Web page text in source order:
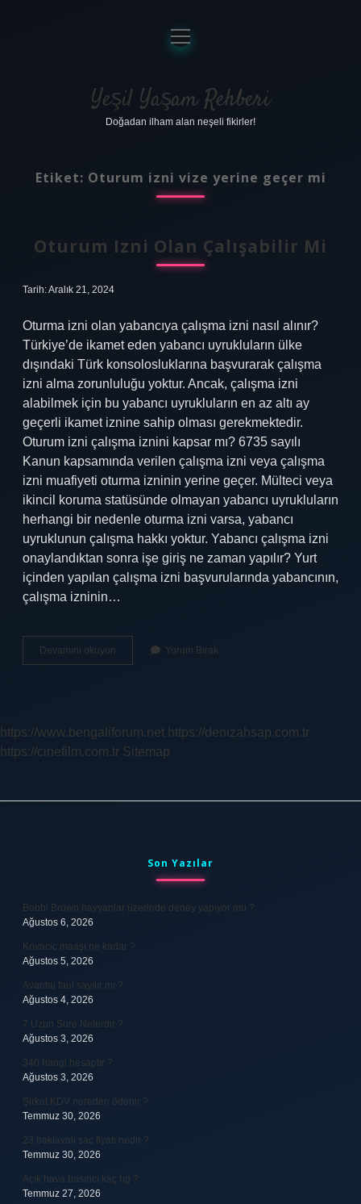
Anasayfa
Gizlilik Politikası
Yasal Uyarı
menüyü
aç
Yeşil Yaşam Rehberi
Doğadan ilham alan neşeli fikirler!
Etiket: Oturum izni vize yerine geçer mi
Oturum Izni Olan Çalışabilir Mi
Tarih: Aralık 21, 2024
Oturma izni olan yabancıya çalışma izni nasıl alınır?
Türkiye’de ikamet eden yabancı uyrukluların ülke
dışındaki Türk konsolosluklarına başvurarak çalışma
izni alma zorunluluğu yoktur. Ancak, çalışma izni
alabilmek için bu yabancı uyrukluların en az altı ay
geçerli ikamet iznine sahip olması gerekmektedir.
Oturum izni çalışma iznini kapsar mı? 6735 sayılı
Kanun kapsamında verilen çalışma izni veya çalışma
izni muafiyeti oturma izninin yerine geçer. Mülteci veya
ikincil koruma statüsünde olmayan yabancı uyrukluların
herhangi bir nedenle oturma izni varsa, yabancı
uyruklunun çalışma hakkı yoktur. Yabancı çalışma izni
onaylandıktan sonra işe giriş ne zaman yapılır? Yurt
içinden yapılan çalışma izni başvurularında yabancının,
çalışma izninin…
Devamını okuyun
Izni
Yorum Bırak
https://www.bengaliforum.net https://denizahsap.com.tr
https://cinefilm.com.tr Sitemap
Son Yazılar
Bobbi Brown hayvanlar üzerinde deney yapıyor mu ?
Ağustos 6, 2026
Kovacic maaşı ne kadar ?
Ağustos 5, 2026
Avantaj faul sayılır mı ?
Ağustos 4, 2026
7 Uzun Sure Nelerdir ?
Ağustos 3, 2026
340 hangi hesaptır ?
Ağustos 3, 2026
Şirket KDV nereden ödenir ?
Temmuz 30, 2026
23 baklavalı sac fiyatı nedir ?
Temmuz 30, 2026
Açık hava basıncı kaç hg ?
Temmuz 27, 2026